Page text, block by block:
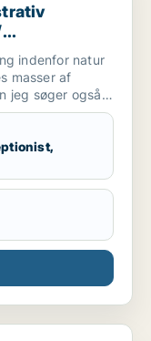
indenfor natur
masser af
jeg søger også
Men da jeg er
pr. uge.
jeg vedhæfte